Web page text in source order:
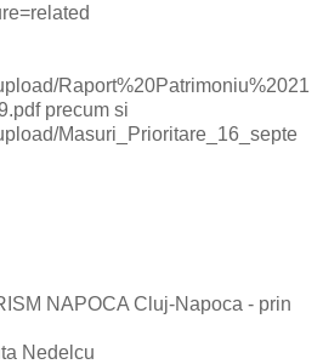
Raport%20Patrimoniu%2021
precum si
Masuri_Prioritare_16_septe
NAPOCA Cluj-Napoca - prin
Nedelcu